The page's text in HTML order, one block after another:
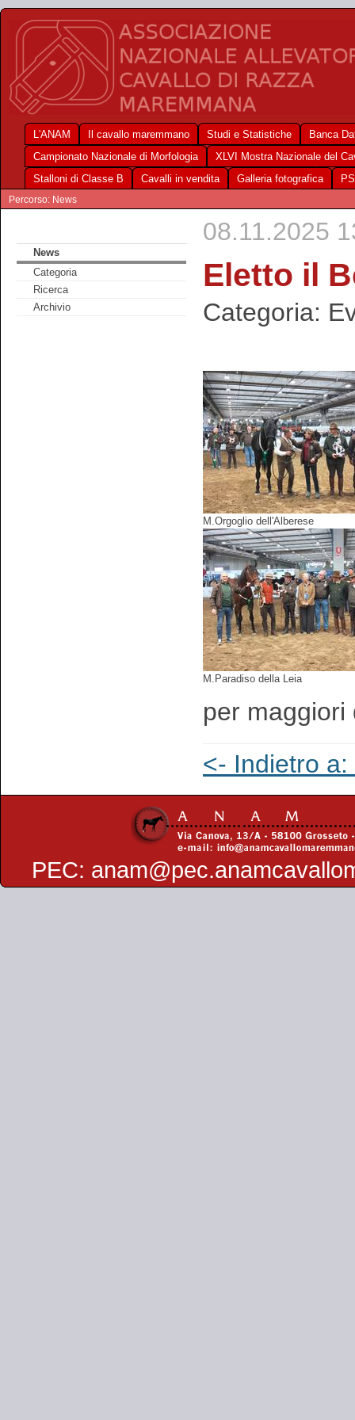
L'ANAM Il cavallo maremmano Studi e Statistiche
Banca
Campionato Nazionale di Morfologia
XLVI Mostra Nazionale del
Stalloni di Classe B
Cavalli in vendita Galleria fotografica
Percorso: News
News
Categoria
Ricerca
Archivio
08.11.2025
Eletto il
Categoria:
M.Orgoglio dell'Alberese
M.Paradiso della Leia
per maggiori
<- Indietro
PEC: